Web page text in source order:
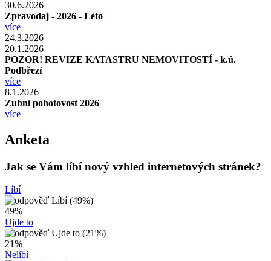
30.6.2026
Zpravodaj - 2026 - Léto
více
24.3.2026
20.1.2026
POZOR! REVIZE KATASTRU NEMOVITOSTÍ - k.ú.
Podbřezí
více
8.1.2026
Zubní pohotovost 2026
více
Anketa
Jak se Vám líbí nový vzhled internetových stránek?
Líbí
49%
Ujde to
21%
Nelíbí